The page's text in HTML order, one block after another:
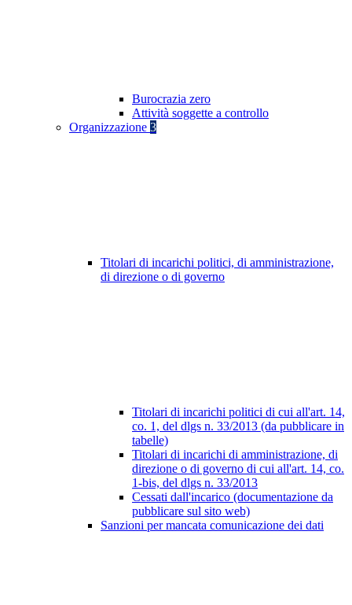
Burocrazia zero
Attività soggette a controllo
Organizzazione 3
Titolari di incarichi politici, di amministrazione,
di direzione o di governo
Titolari di incarichi politici di cui all'art. 14,
co. 1, del dlgs n. 33/2013 (da pubblicare in
tabelle)
Titolari di incarichi di amministrazione, di
direzione o di governo di cui all'art. 14, co.
1-bis, del dlgs n. 33/2013
Cessati dall'incarico (documentazione da
pubblicare sul sito web)
Sanzioni per mancata comunicazione dei dati